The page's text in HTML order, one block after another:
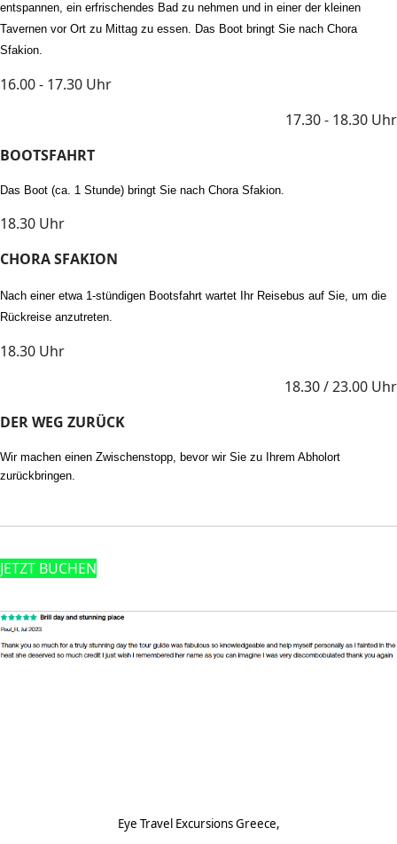
entspannen, ein erfrischendes Bad zu nehmen und in einer der kleinen
Tavernen vor Ort zu Mittag zu essen. Das Boot bringt Sie nach Chora
Sfakion.
16.00 - 17.30 Uhr
17.30 - 18.30 Uhr
BOOTSFAHRT
Das Boot (ca. 1 Stunde) bringt Sie nach Chora Sfakion.
18.30 Uhr
CHORA SFAKION
Nach einer etwa 1-stündigen Bootsfahrt wartet Ihr Reisebus auf Sie, um die
Rückreise anzutreten.
18.30 Uhr
18.30 / 23.00 Uhr
DER WEG ZURÜCK
Wir machen einen Zwischenstopp, bevor wir Sie zu Ihrem Abholort
zurückbringen.
JETZT BUCHEN
Empfohlene Bewertung
Eye Travel Excursions Greece,